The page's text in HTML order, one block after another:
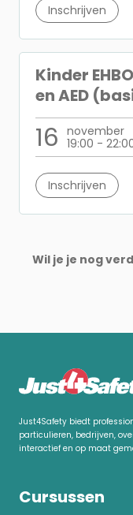
Inschrijven
Kinder
en AED
16 november
19:00 -
Inschrijven
Wil je je nog
Just4Safety biedt
particulieren, bedrijven,
interactief en op maat
Cursussen